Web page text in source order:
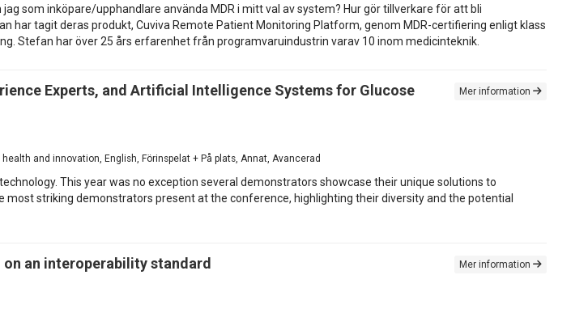
som inköpare/upphandlare använda MDR i mitt val av system? Hur gör tillverkare för att bli
har tagit deras produkt, Cuviva Remote Patient Monitoring Platform, genom MDR-certifiering enligt klass
Stefan har över 25 års erfarenhet från programvaruindustrin varav 10 inom medicinteknik.
Experts, and Artificial Intelligence Systems for Glucose
and innovation, English, Förinspelat + På plats, Annat, Avancerad
Mer information
This year was no exception several demonstrators showcase their unique solutions to
striking demonstrators present at the conference, highlighting their diversity and the potential
an interoperability standard Mer information